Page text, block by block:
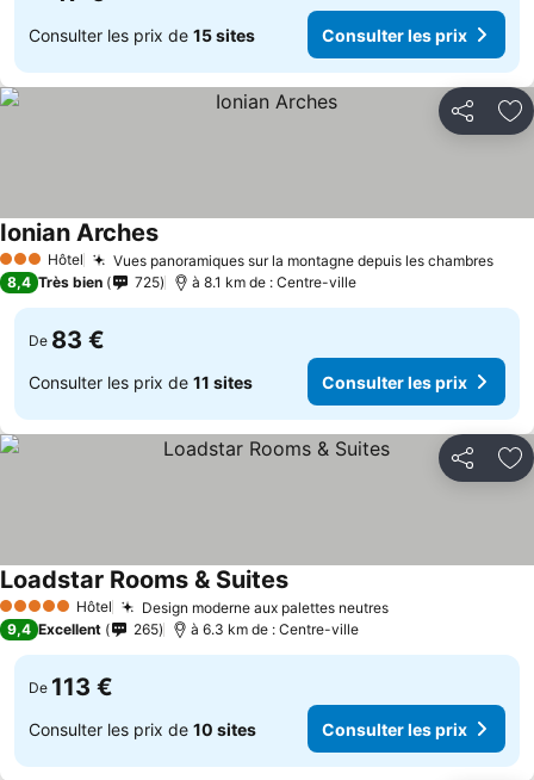
Consulter les prix de 15 sites Consulter les prix
Partager
3 ÉtoilesHôtel Vues panoramiques sur la montagne depuis les chambres
Ionian ArchesConsulter les prix
8,4 Très bien 725 à 8.1 km de : Centre-ville
De 83 €
Consulter les prix de 11 sites Consulter les prix
Partager
5 Étoiles Hôtel Design moderne aux palettes neutresConsulter les
Loadstar Rooms & SuitesConsulter les prix
9,4 Excellent 265 à 6.3 km de : Centre-ville
De 113 €
Consulter les prix de 10 sites Consulter les prix